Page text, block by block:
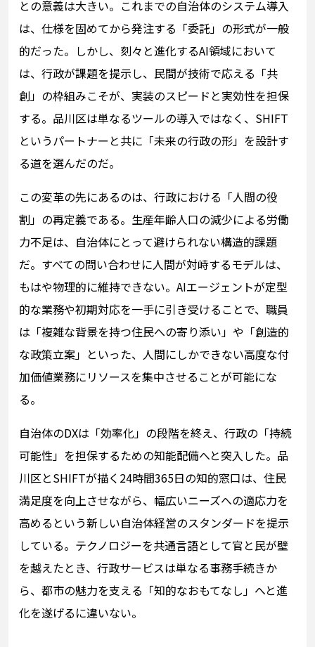
との意義は大きい。これまでの自治体のシステム導入
は、仕様を固めてから発注する「委託」の形式が一般
的だった。しかし、刻々と進化するAI領域において
は、行政が課題を提示し、民間が技術で応える「共
創」の枠組みこそが、実装のスピードと実効性を担保
する。品川区は単なるツールの導入ではなく、SHIFT
というパートナーと共に「未来の行政の形」を設計す
る道を選んだのだ。
この変革の先にあるのは、行政における「人間の役
割」の再定義である。生産年齢人口の減少による労働
力不足は、自治体にとって避けられない構造的課題
だ。すべての問い合わせに人間が対峙するモデルは、
もはや物理的に維持できない。AIエージェントが定型
的な業務や初期対応を一手に引き受けることで、職員
は「複雑な背景を持つ住民への寄り添い」や「創造的
な政策立案」といった、人間にしかできない高度な付
加価値業務にリソースを集中させることが可能にな
る。
自治体のDXは「効率化」の段階を終え、行政の「持続
可能性」を担保するための知能配備へと突入した。品
川区とSHIFTが描く24時間365日の知的窓口は、住民
満足度を向上させながら、幅広いニーズへの適応力を
高めるという新しい自治体経営のスタンダードを提示
している。テクノロジーを共通言語として官と民が壁
を越えたとき、行政サービスは単なる事務手続きか
ら、都市の魅力を支える「知的なおもてなし」へと進
化を遂げるに違いない。